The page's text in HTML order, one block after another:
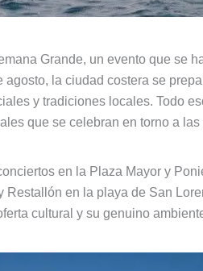
Grande, un evento que se
la ciudad costera se
y tradiciones locales. Todo
que se celebran en torno a las
en la Plaza Mayor y
en la playa de San
cultural y su genuino